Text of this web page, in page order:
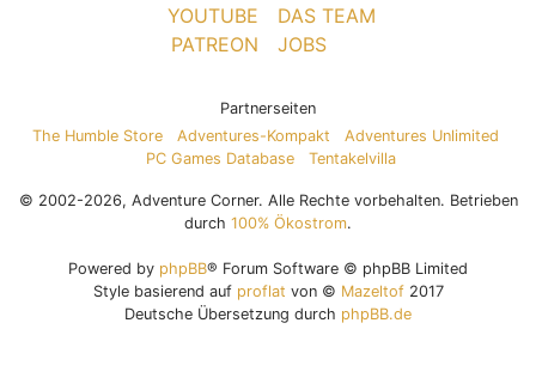
YOUTUBE
PATREON
DAS TEAM
JOBS
Partnerseiten
The Humble Store
Adventures-Kompakt
Adventures Unlimited
PC Games Database
Tentakelvilla
© 2002-2026, Adventure Corner. Alle Rechte vorbehalten. Betrieben
durch 100% Ökostrom.
Powered by phpBB® Forum Software © phpBB Limited
Style basierend auf proflat von © Mazeltof2017
Deutsche Übersetzung durch phpBB.de